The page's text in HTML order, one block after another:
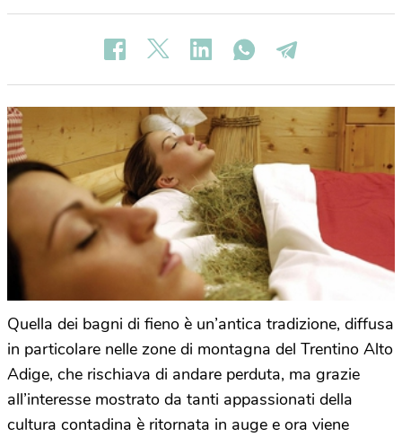
Quella dei bagni di fieno è un’antica tradizione, diffusa
in particolare nelle zone di montagna del Trentino Alto
Adige, che rischiava di andare perduta, ma grazie
all’interesse mostrato da tanti appassionati della
cultura contadina è ritornata in auge e ora viene